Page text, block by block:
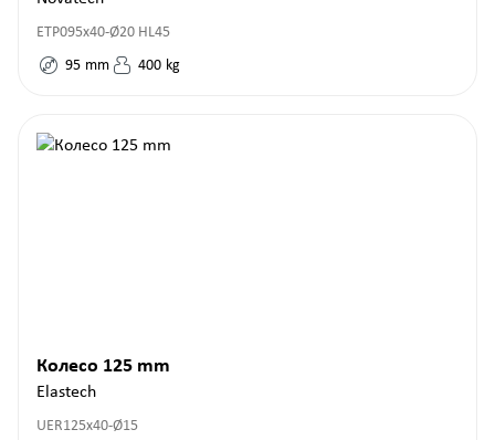
ETP095x40-Ø20 HL45
95 mm 400 kg
Колесо 125 mm
Elastech
UER125x40-Ø15